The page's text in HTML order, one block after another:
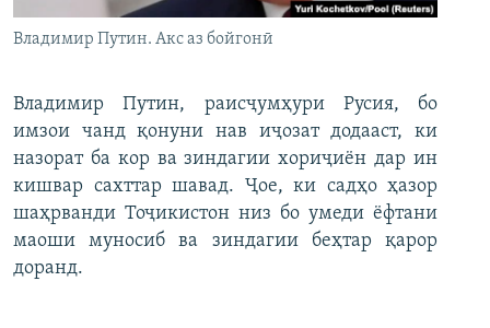
Владимир Путин. Акс аз бойгонӣ
Владимир Путин, раисҷумҳури Русия, бо
имзои чанд қонуни нав иҷозат додааст, ки
назорат ба кор ва зиндагии хориҷиён дар ин
кишвар сахттар шавад. Ҷое, ки садҳо ҳазор
шаҳрванди Тоҷикистон низ бо умеди ёфтани
маоши муносиб ва зиндагии беҳтар қарор
доранд.